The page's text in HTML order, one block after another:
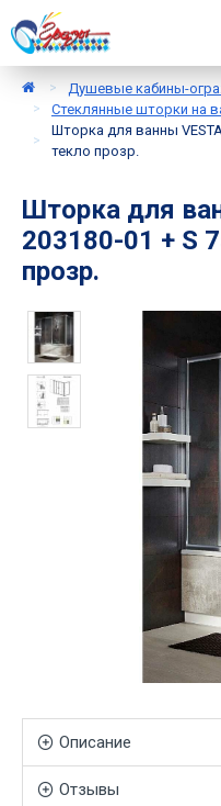
Душевые кабины-
Стеклянные шторки на
Шторка для ванны
текло прозр.
Шторка для
203180-01 + S
прозр.
Описание
Отзывы